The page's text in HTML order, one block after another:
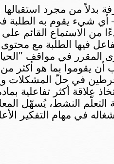
بدلاً من مجرد
أي شيء يقوم به الطلبة
من الاستماع القائم
فيها الطلبة مع
المقرر في مواقف
أن يقوموا بما هو أكثر
منخرطين في حلّ المشكلات
علاقة أكثر تفاعلية
النشط، يُسهّل
في مهام التفكير